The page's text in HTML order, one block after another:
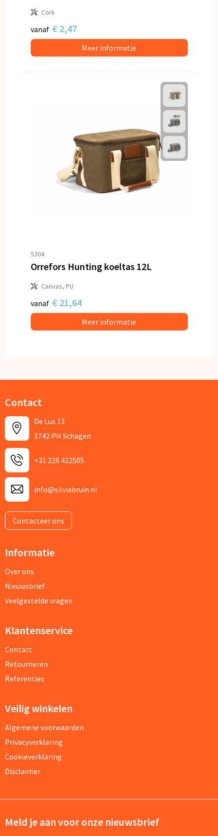
Cork
vanaf € 2,47
Meer informatie
5304
Orrefors Hunting koeltas 12L
Canvas, PU
vanaf € 21,64
Meer informatie
Contact
De Lus 13
1742 PH Schagen
+31 226 422505
info@silviabruin.nl
Contacteer ons
Informatie
Over ons
Nieuwsbrief
Veelgestelde vragen
Klantenservice
Contact
Retourneren
Referenties
Veilig winkelen
Algemene voorwaarden
Privacyverklaring
Cookieverklaring
Disclaimer
Meld je aan voor onze nieuwsbrief